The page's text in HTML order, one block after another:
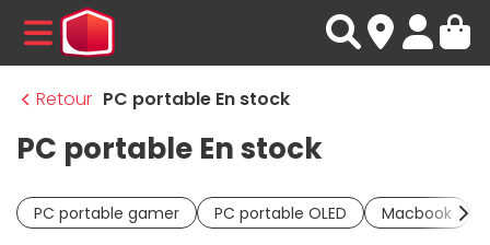
MENU
Retour PC portable En stock
PC portable En stock
PC portable gamer PC portable OLED Macbook